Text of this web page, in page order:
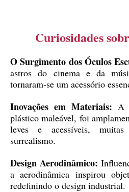
Curiosidades
O Surgimento dos Óculos
astros do cinema e da
tornaram-se um acessório
Inovações em Materiais: A
plástico maleável, foi
leves e acessíveis,
surrealismo.
Design Aerodinâmico:
a aerodinâmica inspirou
redefinindo o design industrial.